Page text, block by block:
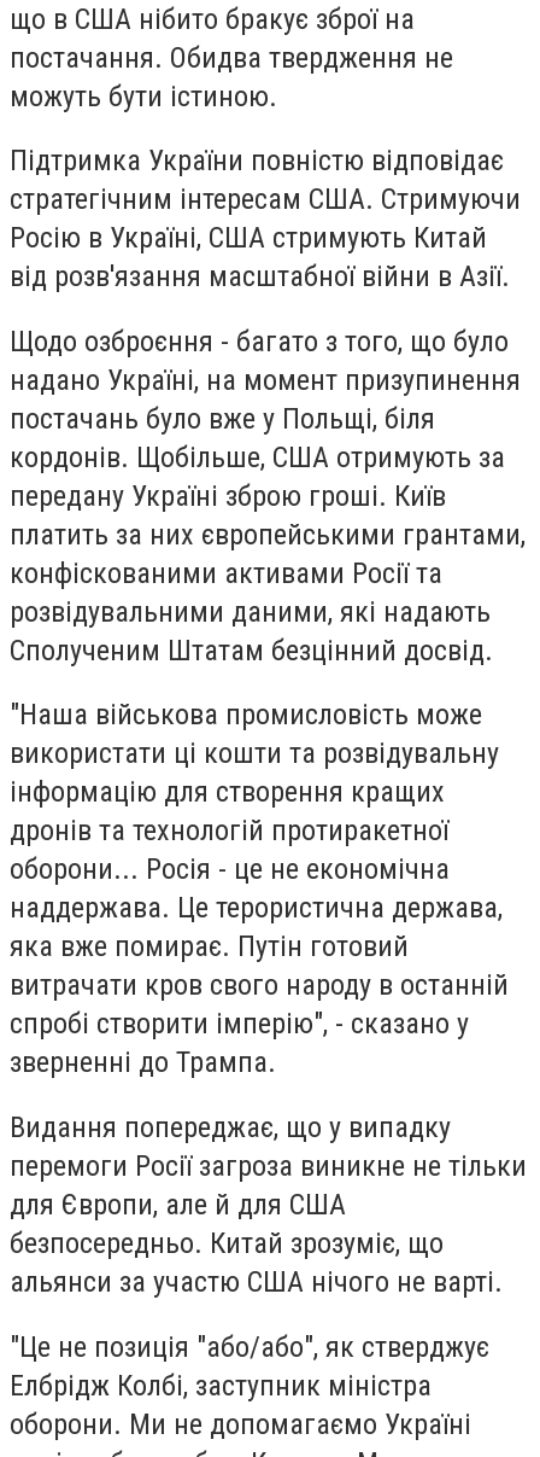
що в США нібито бракує зброї на
постачання. Обидва твердження не
можуть бути істиною.
Підтримка України повністю відповідає
стратегічним інтересам США. Стримуючи
Росію в Україні, США стримують Китай
від розв'язання масштабної війни в Азії.
Щодо озброєння - багато з того, що було
надано Україні, на момент призупинення
постачань було вже у Польщі, біля
кордонів. Щобільше, США отримують за
передану Україні зброю гроші. Київ
платить за них європейськими грантами,
конфіскованими активами Росії та
розвідувальними даними, які надають
Сполученим Штатам безцінний досвід.
"Наша військова промисловість може
використати ці кошти та розвідувальну
інформацію для створення кращих
дронів та технологій протиракетної
оборони... Росія - це не економічна
наддержава. Це терористична держава,
яка вже помирає. Путін готовий
витрачати кров свого народу в останній
спробі створити імперію", - сказано у
зверненні до Трампа.
Видання попереджає, що у випадку
перемоги Росії загроза виникне не тільки
для Європи, але й для США
безпосередньо. Китай зрозуміє, що
альянси за участю США нічого не варті.
"Це не позиція "або/або", як стверджує
Елбрідж Колбі, заступник міністра
оборони. Ми не допомагаємо Україні